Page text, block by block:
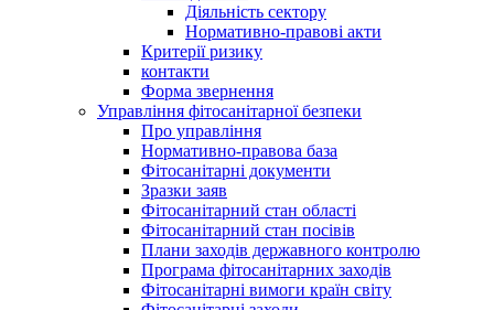
Діяльність сектору
Нормативно-правові акти
Критерії ризику
контакти
Форма звернення
Управління фітосанітарної безпеки
Про управління
Нормативно-правова база
Фітосанітарні документи
Зразки заяв
Фітосанітарний стан області
Фітосанітарний стан посівів
Плани заходів державного контролю
Програма фітосанітарних заходів
Фітосанітарні вимоги країн світу